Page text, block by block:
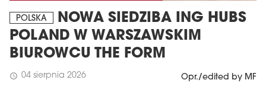
POLSKA
NOWA SIEDZIBA ING HUBS
POLAND W WARSZAWSKIM
BIUROWCU THE FORM
schedule 04 sierpnia 2026 Opr./edited by MF